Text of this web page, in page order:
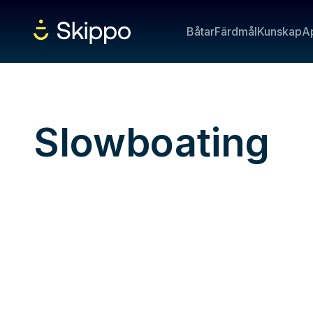
BåtarFärdmålKunskap
Slowboating